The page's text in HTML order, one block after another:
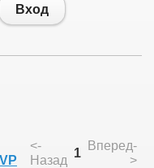
Вход
<-
Назад
1
Вперед-
>